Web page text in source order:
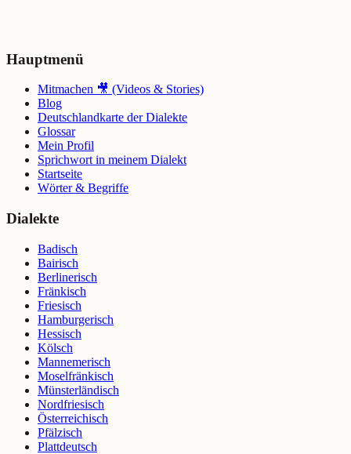
Hauptmenü
Mitmachen 🎥 (Videos & Stories)
Blog
Deutschlandkarte der Dialekte
Glossar
Mein Profil
Sprichwort in meinem Dialekt
Startseite
Wörter & Begriffe
Dialekte
Badisch
Bairisch
Berlinerisch
Fränkisch
Friesisch
Hamburgerisch
Hessisch
Kölsch
Mannemerisch
Moselfränkisch
Münsterländisch
Nordfriesisch
Österreichisch
Pfälzisch
Plattdeutsch